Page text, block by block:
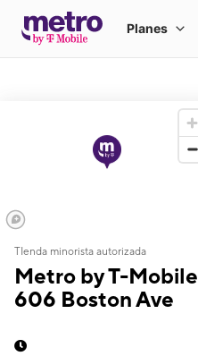
TIenda minorista autorizada
Metro by T-Mobile
606 Boston Ave